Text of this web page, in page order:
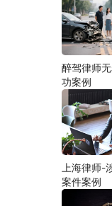
醉驾律师
功案例
上海律师-
案件案例